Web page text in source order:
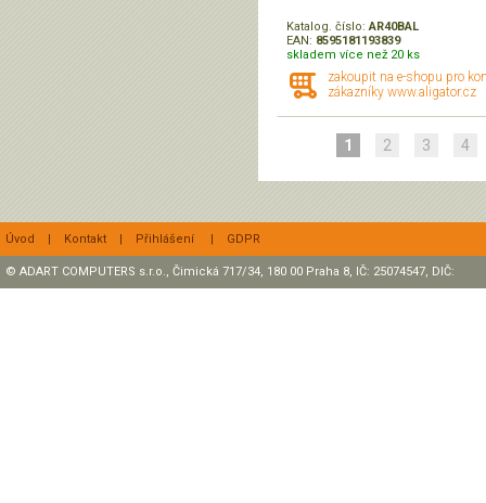
Katalog. číslo:AR40BAL
EAN: 8595181193839
skladem více než 20 ks
zakoupit na e-shopu pro
zákazníky www.aligator.cz
1 2 3 4
Úvod | Kontakt | Přihlášení | GDPR
© ADART COMPUTERS s.r.o., Čimická 717/34, 180 00 Praha 8, IČ: 25074547, DIČ: